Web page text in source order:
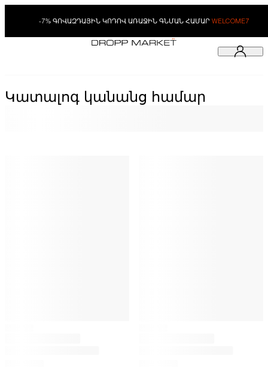
-7% ԳՈՎԱԶԴԱՅԻՆ ԿՈԴՈՎ ԱՌԱՋԻՆ ԳՆՄԱՆ ՀԱՄԱՐ WELCOME7
Կատալոգ կանանց համար